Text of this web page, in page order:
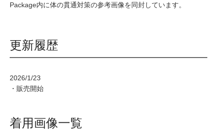
Package内に体の貫通対策の参考画像を同封しています。
更新履歴
2026/1/23
・販売開始
着用画像一覧